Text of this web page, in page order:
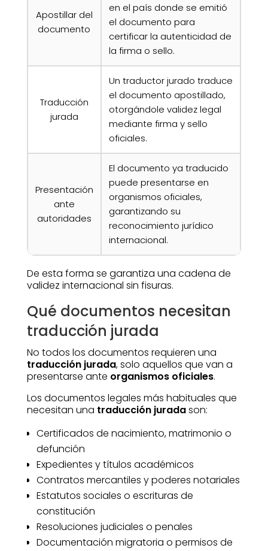
Apostillar del
documento
en el país donde se emitió
el documento para
certificar la autenticidad de
la firma o sello.
Traducción
jurada
Un traductor jurado traduce
el documento apostillado,
otorgándole validez legal
mediante firma y sello
oficiales.
Presentación
ante
autoridades
El documento ya traducido
puede presentarse en
organismos oficiales,
garantizando su
reconocimiento jurídico
internacional.
De esta forma se garantiza una cadena de
validez internacional sin fisuras.
Qué documentos necesitan
traducción jurada
No todos los documentos requieren una
traducción jurada, solo aquellos que van a
presentarse ante organismos oficiales.
Los documentos legales más habituales que
necesitan una traducción juradason:
Certificados de nacimiento, matrimonio o
defunción
Expedientes y títulos académicos
Contratos mercantiles y poderes notariales
Estatutos sociales o escrituras de
constitución
Resoluciones judiciales o penales
Documentación migratoria o permisos de